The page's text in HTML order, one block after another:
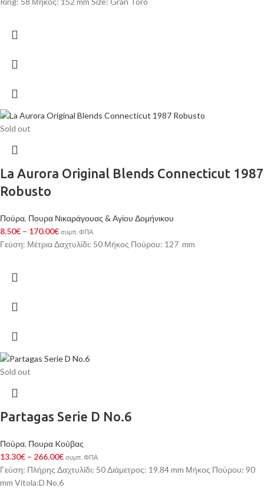
Sold out
La Aurora Original Blends Connecticut 1987
Robusto
Πούρα, Πουρα Νικαράγουας & Αγίου Δομήνικου
8.50€ – 170.00€ συμπ. ΦΠΑ
Γεύση: Μέτρια Δαχτυλίδι: 50 Μήκος Πούρου: 127 mm
Sold out
Partagas Serie D No.6
Πούρα, Πουρα Kούβας
13.30€ – 266.00€ συμπ. ΦΠΑ
Γεύση: Πλήρης Δαχτυλίδι: 50 Διάμετρος: 19.84 mm Μήκος Πούρου: 90
mm Vitola:D No.6